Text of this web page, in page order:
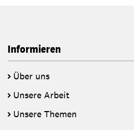
Informieren
Über uns
Unsere Arbeit
Unsere Themen